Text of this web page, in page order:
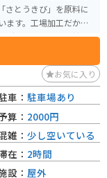
さとうきび」を原料に
ます。工場加工だから
ゴーヤ、ウコン黒糖」
「ブエナス・エル
お気に入り
車： 駐車場あり
算： 2000円
雑： 少し空いている
在： 2時間
設： 屋外